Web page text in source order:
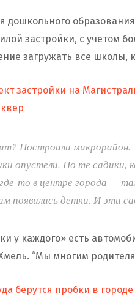
дошкольного
застройки, с учетом
загружать все школы,
застройки на
Построили
опустели. Но те садики,
то в центре города —
появились детки. И эти
у каждого» есть
“Мы многим
берутся пробки в